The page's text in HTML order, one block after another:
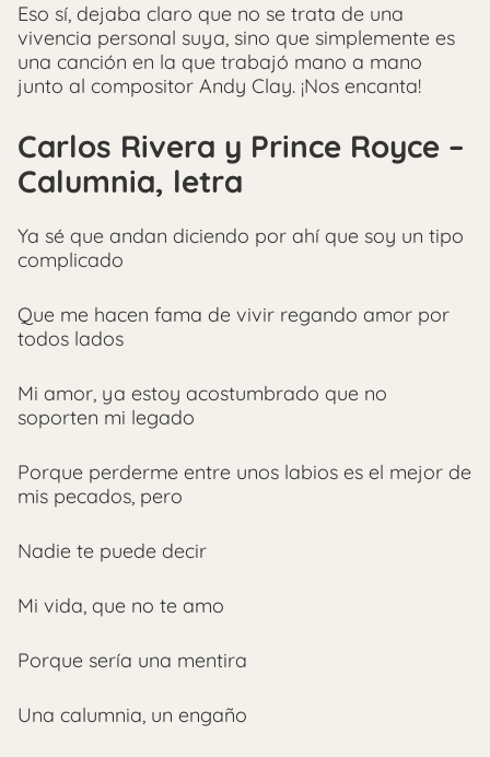
Eso sí, dejaba claro que no se trata de una
vivencia personal suya, sino que simplemente es
una canción en la que trabajó mano a mano
junto al compositor Andy Clay. ¡Nos encanta!
Carlos Rivera y Prince Royce –
Calumnia, letra
Ya sé que andan diciendo por ahí que soy un tipo
complicado
Que me hacen fama de vivir regando amor por
todos lados
Mi amor, ya estoy acostumbrado que no
soporten mi legado
Porque perderme entre unos labios es el mejor de
mis pecados, pero
Nadie te puede decir
Mi vida, que no te amo
Porque sería una mentira
Una calumnia, un engaño